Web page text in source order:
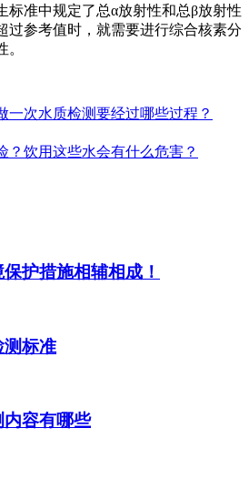
标准中规定了总α放射性和总β放射性
过参考值时，就需要进行综合核素分
一次水质检测要经过哪些过程？
？饮用这些水会有什么危害？
护措施相辅相成！
测标准
容有哪些